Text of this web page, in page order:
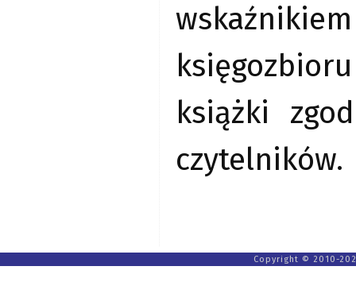
książki
czytelników.
Copyright © 2010-